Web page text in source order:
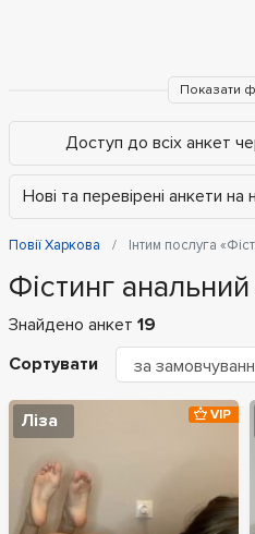
Показати
Доступ до всіх анкет
Нові та перевірені анкети на
Повії Харкова Інтим послуга
Фістинг
Знайдено анкет 19
Сортувати
Ліза VIP